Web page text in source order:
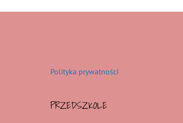
Polityka prywatności
PRZEDSZKOLE